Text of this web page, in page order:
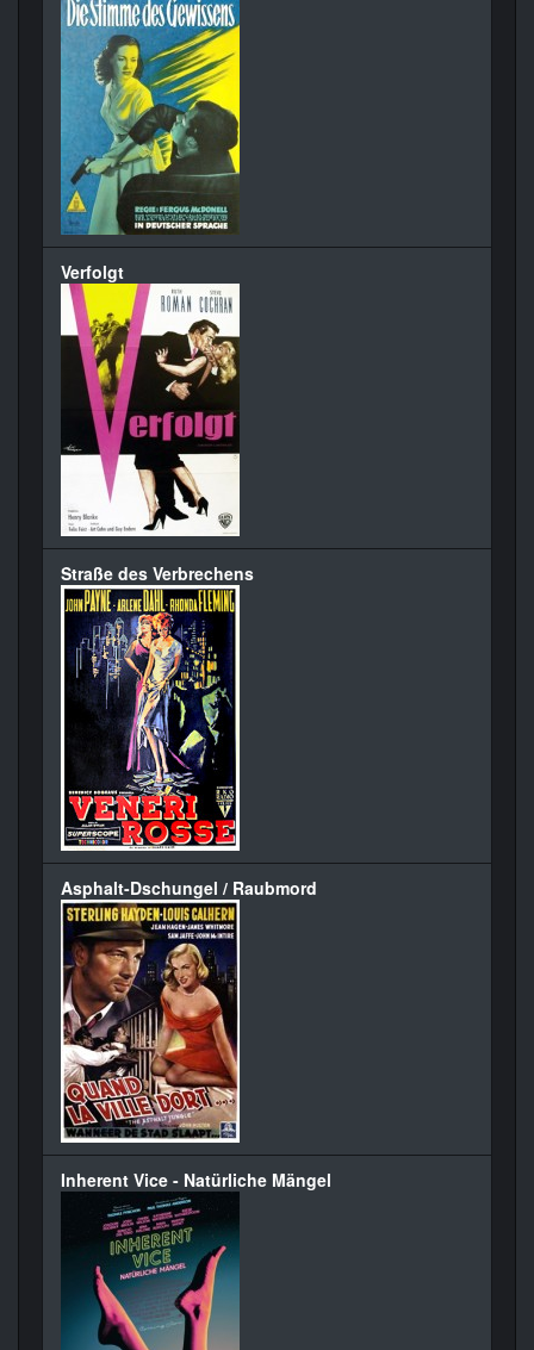
Verfolgt
Straße des Verbrechens
Asphalt-Dschungel / Raubmord
Inherent Vice - Natürliche Mängel